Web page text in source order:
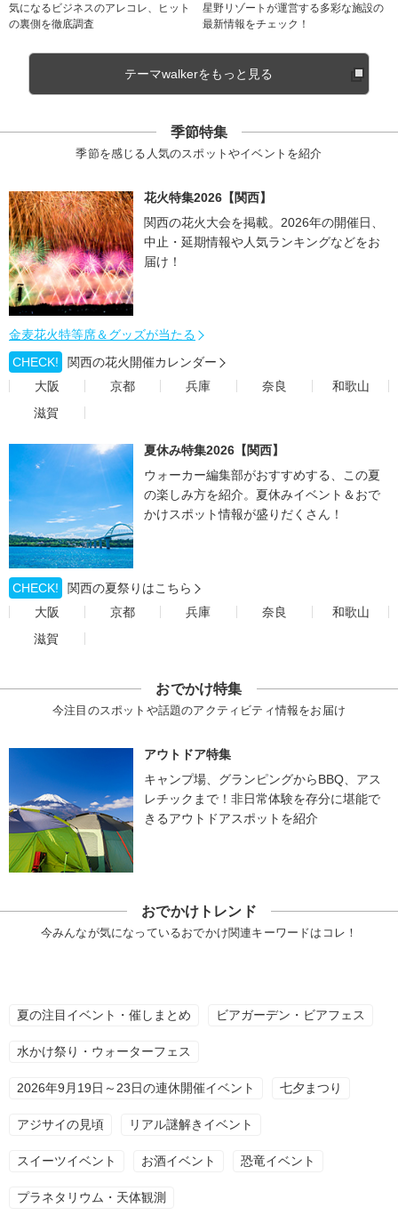
気になるビジネスのアレコレ、ヒット
の裏側を徹底調査
星野リゾートが運営する多彩な施設の
最新情報をチェック！
テーマwalkerをもっと見る
季節特集
季節を感じる人気のスポットやイベントを紹介
花火特集2026【関西】
関西の花火大会を掲載。2026年の開催日、
中止・延期情報や人気ランキングなどをお
届け！
金麦花火特等席＆グッズが当たる
CHECK!
関西の花火開催カレンダー
大阪
京都 兵庫 奈良
和歌山
滋賀
夏休み特集2026【関西】
ウォーカー編集部がおすすめする、この夏
の楽しみ方を紹介。夏休みイベント＆おで
かけスポット情報が盛りだくさん！
CHECK!
関西の夏祭りはこちら
大阪
京都 兵庫 奈良
和歌山
滋賀
おでかけ特集
今注目のスポットや話題のアクティビティ情報をお届け
アウトドア特集
キャンプ場、グランピングからBBQ、アス
レチックまで！非日常体験を存分に堪能で
きるアウトドアスポットを紹介
おでかけトレンド
今みんなが気になっているおでかけ関連キーワードはコレ！
夏の注目イベント・催しまとめ ビアガーデン・ビアフェス
水かけ祭り・ウォーターフェス
2026年9月19日～23日の連休開催イベント 七夕まつり
アジサイの見頃 リアル謎解きイベント
スイーツイベント お酒イベント 恐竜イベント
プラネタリウム・天体観測